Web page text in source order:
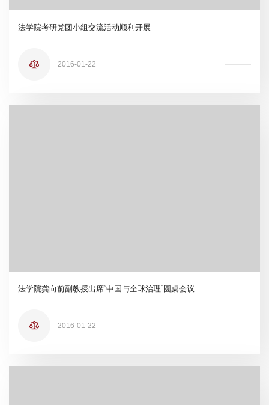
法学院考研党团小组交流活动顺利开展
2016-01-22
法学院龚向前副教授出席“中国与全球治理”圆桌会议
2016-01-22